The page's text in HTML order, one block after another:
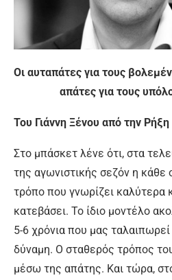
Οι αυταπάτες για τους
απάτες για τους
Του Γιάννη Ξένου από την
Στο μπάσκετ λένε ότι, στα
της αγωνιστικής σεζόν η κάθε
τρόπο που γνωρίζει καλύτερα
κατεβάσει. Το ίδιο μοντέλο
5-6 χρόνια που μας
δύναμη. Ο σταθερός τρόπος
μέσω της απάτης. Και τώρα,